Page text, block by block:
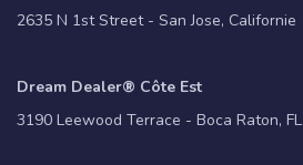
2635 N 1st Street - San Jose, Californie
Dream Dealer® Côte Est
3190 Leewood Terrace - Boca Raton, FL